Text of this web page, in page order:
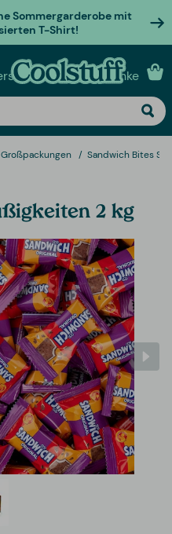
Sommergarderobe mit
T-Shirt!
geschenke
Sandwich Bites
2 kg